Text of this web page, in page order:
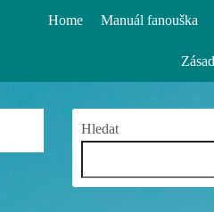
Home Manuál fanouška
Hledat